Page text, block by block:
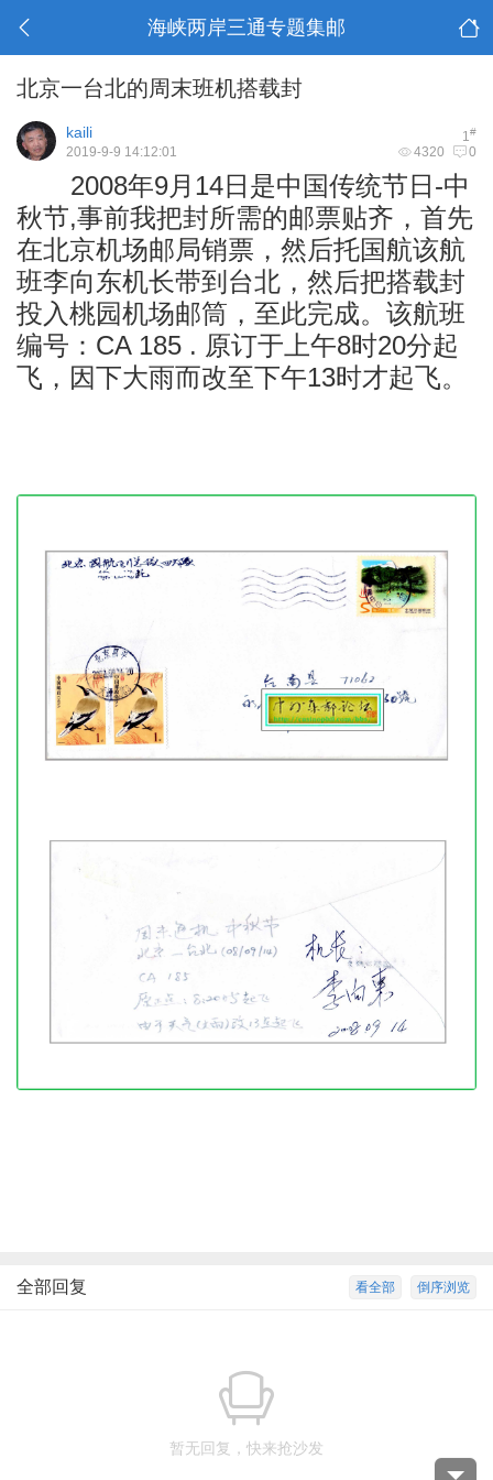
海峡两岸三通专题集邮
北京一台北的周末班机搭载封
1#
kaili
4320 0
2019-9-9 14:12:01
2008年9月14日是中国传统节日-中
秋节,事前我把封所需的邮票贴齐，首先
在北京机场邮局销票，然后托国航该航
班李向东机长带到台北，然后把搭载封
投入桃园机场邮筒，至此完成。该航班
编号：CA 185 . 原订于上午8时20分起
飞，因下大雨而改至下午13时才起飞。
倒序浏览
看全部
全部回复
暂无回复，快来抢沙发